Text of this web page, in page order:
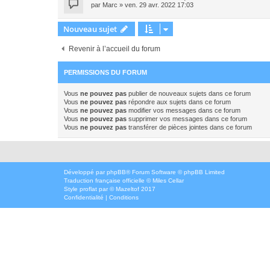
par Marc » ven. 29 avr. 2022 17:03
Nouveau sujet
Revenir à l’accueil du forum
PERMISSIONS DU FORUM
Vous ne pouvez pas publier de nouveaux sujets dans ce forum
Vous ne pouvez pas répondre aux sujets dans ce forum
Vous ne pouvez pas modifier vos messages dans ce forum
Vous ne pouvez pas supprimer vos messages dans ce forum
Vous ne pouvez pas transférer de pièces jointes dans ce forum
Développé par phpBB® Forum Software © phpBB Limited
Traduction française officielle ©Miles Cellar
Style proflat par ©Mazeltof 2017
Confidentialité | Conditions